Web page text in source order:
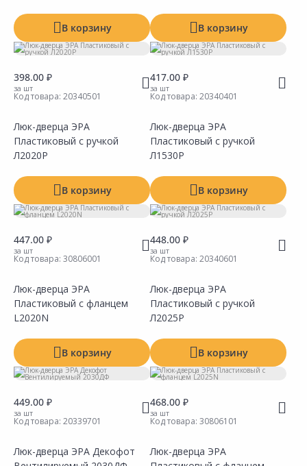
В корзину В корзину
398.00 ₽
за шт
Код товара: 20340501
Люк-дверца ЭРА
Пластиковый с ручкой
Л2020Р
В корзину
417.00 ₽
за шт
Код товара: 20340401
Люк-дверца ЭРА
Пластиковый с ручкой
Л1530Р
В корзину
447.00 ₽
за шт
Код товара: 30806001
Люк-дверца ЭРА
Пластиковый с фланцем
L2020N
В корзину
448.00 ₽
за шт
Код товара: 20340601
Люк-дверца ЭРА
Пластиковый с ручкой
Л2025Р
В корзину
449.00 ₽
за шт
Код товара: 20339701
Люк-дверца ЭРА Декофот
468.00 ₽
за шт
Код товара: 30806101
Люк-дверца ЭРА